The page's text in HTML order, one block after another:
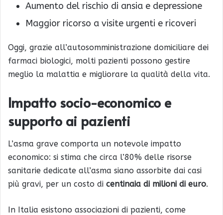
Aumento del rischio di ansia e depressione
Maggior ricorso a visite urgenti e ricoveri
Oggi, grazie all’autosomministrazione domiciliare dei
farmaci biologici, molti pazienti possono gestire
meglio la malattia e migliorare la qualità della vita.
Impatto socio-economico e
supporto ai pazienti
L’asma grave comporta un notevole impatto
economico: si stima che circa l’80% delle risorse
sanitarie dedicate all’asma siano assorbite dai casi
più gravi, per un costo di centinaia di milioni di euro.
In Italia esistono associazioni di pazienti, come